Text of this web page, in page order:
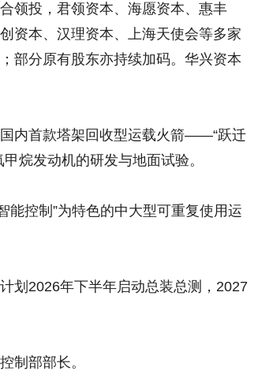
领投，君领资本、海愿资本、惠丰
资本、汉理资本、上海天使会等多家
部分原有股东亦持续加码。华兴资本
内首款塔架回收型运载火箭——“跃迁
烷发动机的研发与地面试验。
能控制”为特色的中大型可重复使用运
划2026年下半年启动总装总测，2027
制部部长。